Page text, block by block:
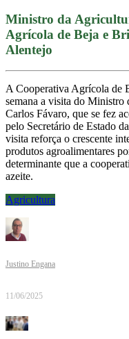
Ministro da
Agrícola de Beja e
Alentejo
A Cooperativa Agrícola de
semana a visita do Ministro
Carlos Fávaro, que se fez
pelo Secretário de Estado
visita reforça o crescente
produtos agroalimentares
determinante que a
azeite.
Agricultura
Justino Engana
11/06/2025